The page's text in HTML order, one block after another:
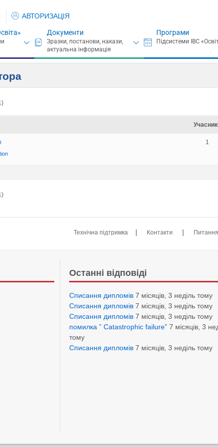
АВТОРИЗАЦІЯ
Документи Програми
1
Технічна підтримка | Контакти | Питання
Останні відповіді
Списання дипломів 7 місяців, 3 неділь тому
Списання дипломів 7 місяців, 3 неділь тому
Списання дипломів 7 місяців, 3 неділь тому
помилка ” Catastrophic failure” 7 місяців, 3
тому
Списання дипломів 7 місяців, 3 неділь тому